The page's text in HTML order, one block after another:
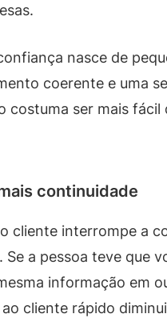
nasce de
coerente e uma
costuma ser mais
continuidade
cliente interrompe a
a pessoa teve que
informação em
cliente rápido